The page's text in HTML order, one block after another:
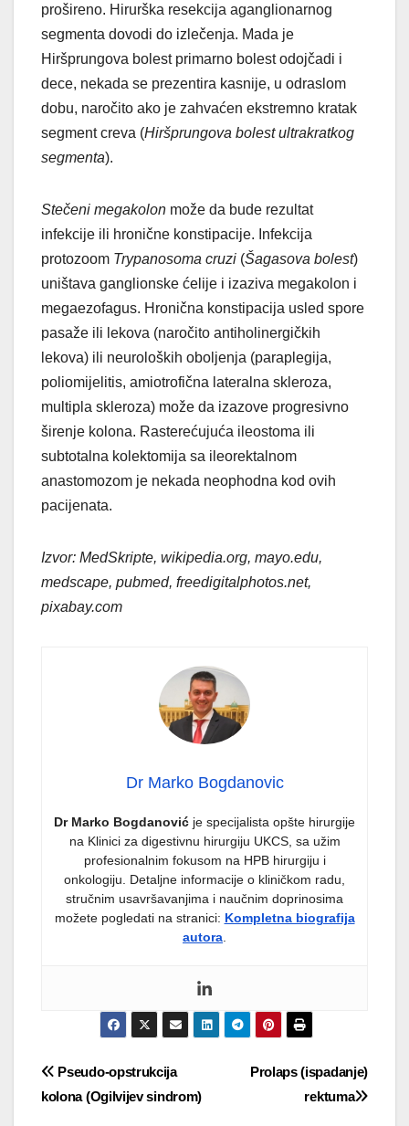
prošireno. Hirurška resekcija aganglionarnog
segmenta dovodi do izlečenja. Mada je
Hiršprungova bolest primarno bolest odojčadi i
dece, nekada se prezentira kasnije, u odraslom
dobu, naročito ako je zahvaćen ekstremno kratak
segment creva (Hiršprungova bolest ultrakratkog
segmenta).
Stečeni megakolon može da bude rezultat
infekcije ili hronične konstipacije. Infekcija
protozoom Trypanosoma cruzi (Šagasova bolest)
uništava ganglionske ćelije i izaziva megakolon i
megaezofagus. Hronična konstipacija usled spore
pasaže ili lekova (naročito antiholinergičkih
lekova) ili neuroloških oboljenja (paraplegija,
poliomijelitis, amiotrofična lateralna skleroza,
multipla skleroza) može da izazove progresivno
širenje kolona. Rasterećujuća ileostoma ili
subtotalna kolektomija sa ileorektalnom
anastomozom je nekada neophodna kod ovih
pacijenata.
Izvor: MedSkripte, wikipedia.org, mayo.edu,
medscape, pubmed, freedigitalphotos.net,
pixabay.com
Dr Marko Bogdanovic
Dr Marko Bogdanović je specijalista opšte hirurgije
na Klinici za digestivnu hirurgiju UKCS, sa užim
profesionalnim fokusom na HPB hirurgiju i
onkologiju. Detaljne informacije o kliničkom radu,
stručnim usavršavanjima i naučnim doprinosima
možete pogledati na stranici: Kompletna biografija
autora
Post
navigation
Prolaps (ispadanje)
rektuma
Pseudo-opstrukcija
kolona (Ogilvijev sindrom)